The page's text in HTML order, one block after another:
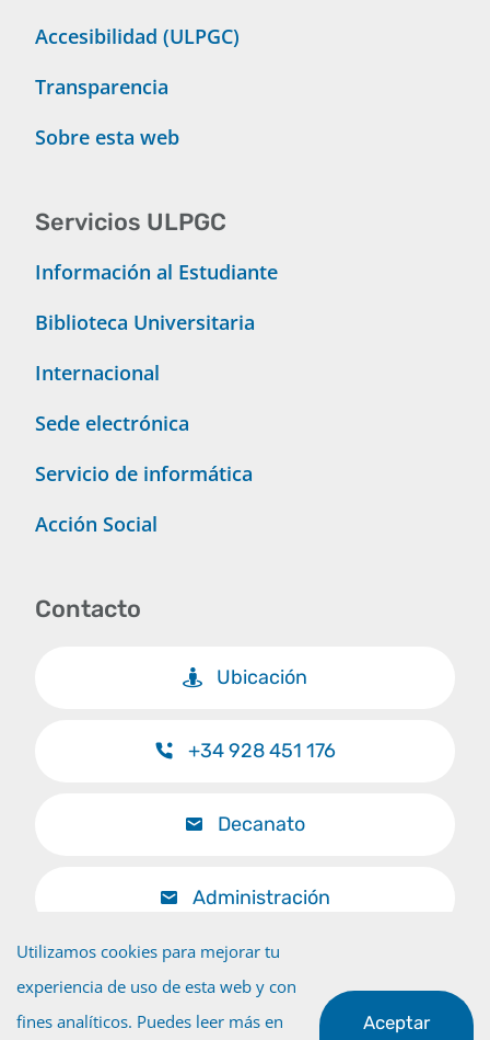
Accesibilidad (ULPGC)
Transparencia
Sobre esta web
Servicios ULPGC
Información al Estudiante
Biblioteca Universitaria
Internacional
Sede electrónica
Servicio de informática
Acción Social
Contacto
Ubicación
+34 928 451 176
Decanato
Administración
Utilizamos cookies para mejorar tu
experiencia de uso de esta web y con
fines analíticos. Puedes leer más en
Aceptar